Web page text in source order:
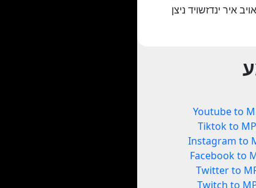
Youtube to
Tiktok to
Instagram to
Facebook to
Twitter to
Twitch to